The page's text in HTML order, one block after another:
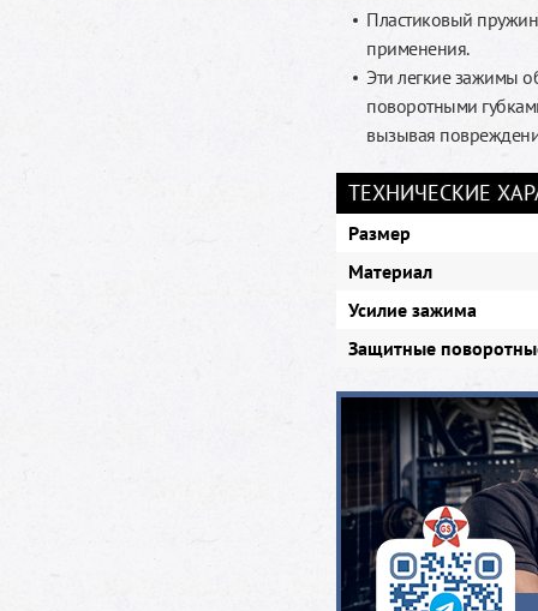
Пластиковый
применения.
Эти легкие зажимы
поворотными
вызывая
ТЕХНИЧЕСКИЕ
Размер
Материал
Усилие зажима
Защитные